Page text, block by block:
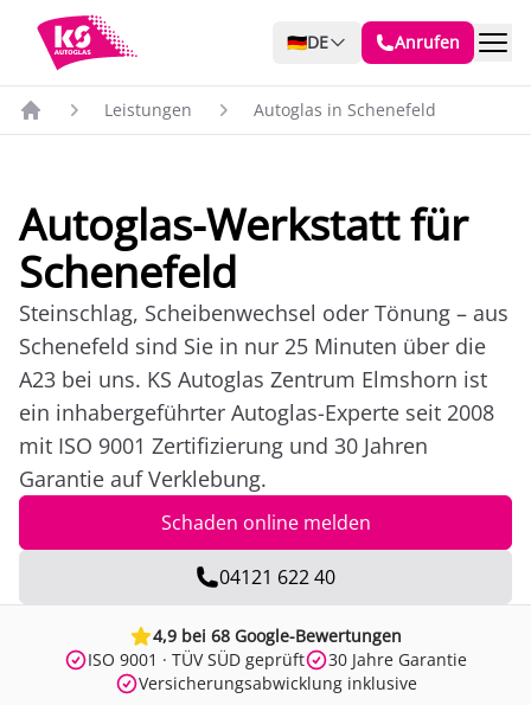
🇩🇪DE Anrufen
Leistungen Autoglas in Schenefeld
Autoglas-Werkstatt für
Schenefeld
Steinschlag, Scheibenwechsel oder Tönung – aus
Schenefeld sind Sie in nur 25 Minuten über die
A23 bei uns. KS Autoglas Zentrum Elmshorn ist
ein inhabergeführter Autoglas-Experte seit 2008
mit ISO 9001 Zertifizierung und 30 Jahren
Garantie auf Verklebung.
Schaden online melden
04121 622 40
4,9 bei 68 Google-Bewertungen
ISO 9001 · TÜV SÜD geprüft
30 Jahre Garantie
Versicherungsabwicklung inklusive